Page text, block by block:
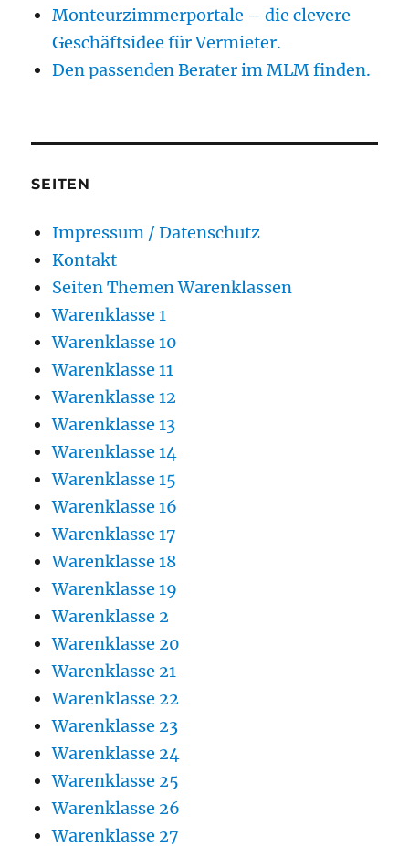
Monteurzimmerportale – die clevere
Geschäftsidee für Vermieter.
Den passenden Berater im MLM finden.
SEITEN
Impressum / Datenschutz
Kontakt
Seiten Themen Warenklassen
Warenklasse 1
Warenklasse 10
Warenklasse 11
Warenklasse 12
Warenklasse 13
Warenklasse 14
Warenklasse 15
Warenklasse 16
Warenklasse 17
Warenklasse 18
Warenklasse 19
Warenklasse 2
Warenklasse 20
Warenklasse 21
Warenklasse 22
Warenklasse 23
Warenklasse 24
Warenklasse 25
Warenklasse 26
Warenklasse 27